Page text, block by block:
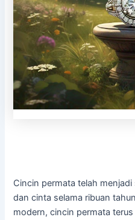
Cincin permata telah
dan cinta selama ribuan
modern, cincin permata